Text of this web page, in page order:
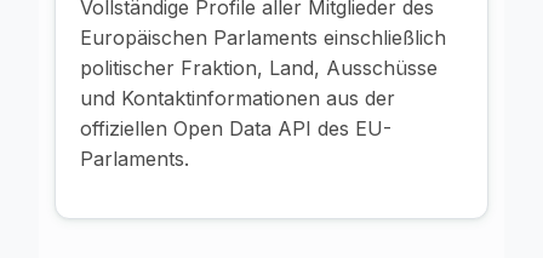
Vollständige Profile aller Mitglieder des
Europäischen Parlaments einschließlich
politischer Fraktion, Land, Ausschüsse
und Kontaktinformationen aus der
offiziellen Open Data API des EU-
Parlaments.